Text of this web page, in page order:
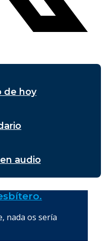
de hoy
audio
nada os sería